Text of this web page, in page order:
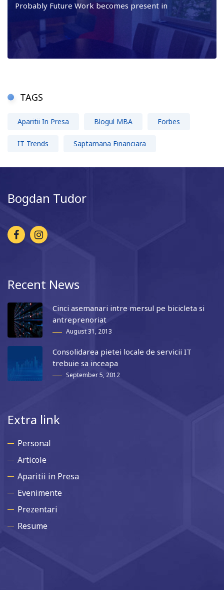
Probably Future Work becomes present in
TAGS
Aparitii In Presa Blogul MBA Forbes
IT Trends Saptamana Financiara
Bogdan Tudor
Recent News
Cinci asemanari intre mersul pe bicicleta si
antreprenoriat
August 31, 2013
Consolidarea pietei locale de servicii IT
trebuie sa inceapa
September 5, 2012
Extra link
Personal
Articole
Aparitii in Presa
Evenimente
Prezentari
Resume